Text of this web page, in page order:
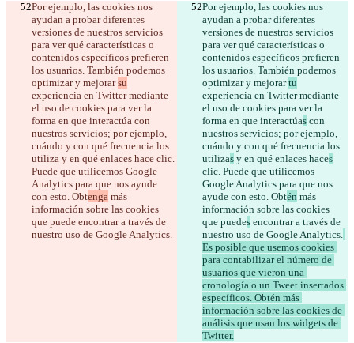
Por ejemplo, las cookies nos
ayudan a probar diferentes
versiones de nuestros servicios
para ver qué características o
contenidos específicos prefieren
los usuarios. También podemos
optimizar y mejorar su
experiencia en Twitter mediante
el uso de cookies para ver la
forma en que interactúa con
nuestros servicios; por ejemplo,
cuándo y con qué frecuencia los
utiliza y en qué enlaces hace clic.
Puede que utilicemos Google
Analytics para que nos ayude
con esto. Obtenga más
información sobre las cookies
que puede encontrar a través de
nuestro uso de Google Analytics.
Por ejemplo, las cookies nos
ayudan a probar diferentes
versiones de nuestros servicios
para ver qué características o
contenidos específicos prefieren
los usuarios. También podemos
optimizar y mejorar tu
experiencia en Twitter mediante
el uso de cookies para ver la
forma en que interactúas con
nuestros servicios; por ejemplo,
cuándo y con qué frecuencia los
utilizas y en qué enlaces haces
clic. Puede que utilicemos
Google Analytics para que nos
ayude con esto. Obtén más
información sobre las cookies
que puedes encontrar a través de
nuestro uso de Google Analytics.
Es posible que usemos cookies
para contabilizar el número de
usuarios que vieron una
cronología o un Tweet insertados
específicos. Obtén más
información sobre las cookies de
análisis que usan los widgets de
Twitter.